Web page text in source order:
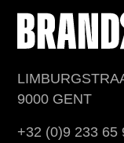
9000 GENT
+32 (0)9 233 65